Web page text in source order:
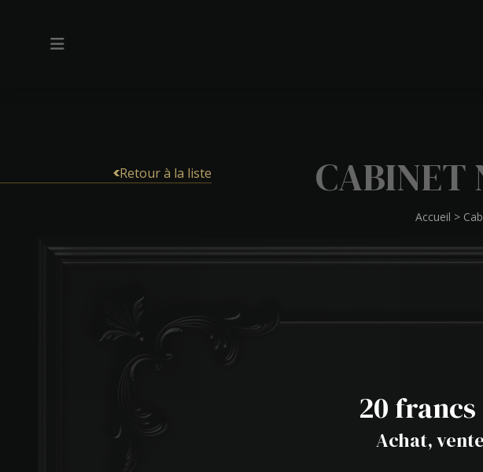
CABINET
Accueil >
Retour à la liste
20 francs
Achat,